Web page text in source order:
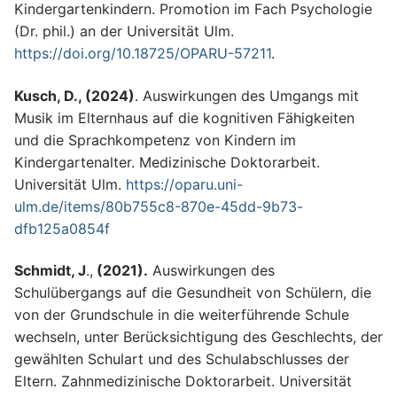
Kindergartenkindern. Promotion im Fach Psychologie
(Dr. phil.) an der Universität Ulm.
https://doi.org/10.18725/OPARU-57211.
Kusch, D., (2024). Auswirkungen des Umgangs mit
Musik im Elternhaus auf die kognitiven Fähigkeiten
und die Sprachkompetenz von Kindern im
Kindergartenalter. Medizinische Doktorarbeit.
Universität Ulm. https://oparu.uni-
ulm.de/items/80b755c8-870e-45dd-9b73-
dfb125a0854f
Schmidt, J., (2021). Auswirkungen des
Schulübergangs auf die Gesundheit von Schülern, die
von der Grundschule in die weiterführende Schule
wechseln, unter Berücksichtigung des Geschlechts, der
gewählten Schulart und des Schulabschlusses der
Eltern. Zahnmedizinische Doktorarbeit. Universität